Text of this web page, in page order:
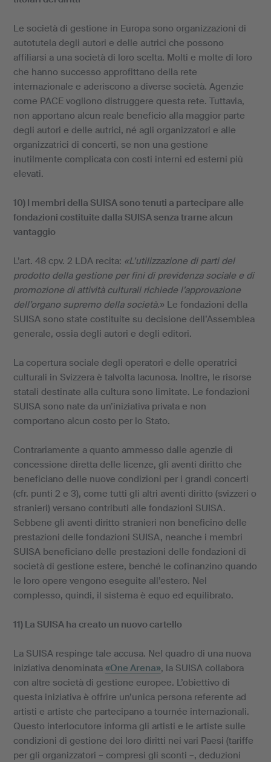
Le società di gestione in Europa sono organizzazioni di
autotutela degli autori e delle autrici che possono
affiliarsi a una società di loro scelta. Molti e molte di loro
che hanno successo approfittano della rete
internazionale e aderiscono a diverse società. Agenzie
come PACE vogliono distruggere questa rete. Tuttavia,
non apportano alcun reale beneficio alla maggior parte
degli autori e delle autrici, né agli organizzatori e alle
organizzatrici di concerti, se non una gestione
inutilmente complicata con costi interni ed esterni più
elevati.
10) I membri della SUISA sono tenuti a partecipare alle
fondazioni costituite dalla SUISA senza trarne alcun
vantaggio
L’art. 48 cpv. 2 LDA recita: «L’utilizzazione di parti del
prodotto della gestione per fini di previdenza sociale e di
promozione di attività culturali richiede l’approvazione
dell’organo supremo della società.» Le fondazioni della
SUISA sono state costituite su decisione dell’Assemblea
generale, ossia degli autori e degli editori.
La copertura sociale degli operatori e delle operatrici
culturali in Svizzera è talvolta lacunosa. Inoltre, le risorse
statali destinate alla cultura sono limitate. Le fondazioni
SUISA sono nate da un’iniziativa privata e non
comportano alcun costo per lo Stato.
Contrariamente a quanto ammesso dalle agenzie di
concessione diretta delle licenze, gli aventi diritto che
beneficiano delle nuove condizioni per i grandi concerti
(cfr. punti 2 e 3), come tutti gli altri aventi diritto (svizzeri o
stranieri) versano contributi alle fondazioni SUISA.
Sebbene gli aventi diritto stranieri non beneficino delle
prestazioni delle fondazioni SUISA, neanche i membri
SUISA beneficiano delle prestazioni delle fondazioni di
società di gestione estere, benché le cofinanzino quando
le loro opere vengono eseguite all’estero. Nel
complesso, quindi, il sistema è equo ed equilibrato.
11) La SUISA ha creato un nuovo cartello
La SUISA respinge tale accusa. Nel quadro di una nuova
iniziativa denominata «One Arena», la SUISA collabora
con altre società di gestione europee. L’obiettivo di
questa iniziativa è offrire un’unica persona referente ad
artisti e artiste che partecipano a tournée internazionali.
Questo interlocutore informa gli artisti e le artiste sulle
condizioni di gestione dei loro diritti nei vari Paesi (tariffe
per gli organizzatori – compresi gli sconti –, deduzioni